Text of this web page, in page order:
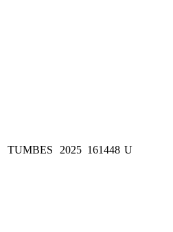
TUMBES 2025 161448 U